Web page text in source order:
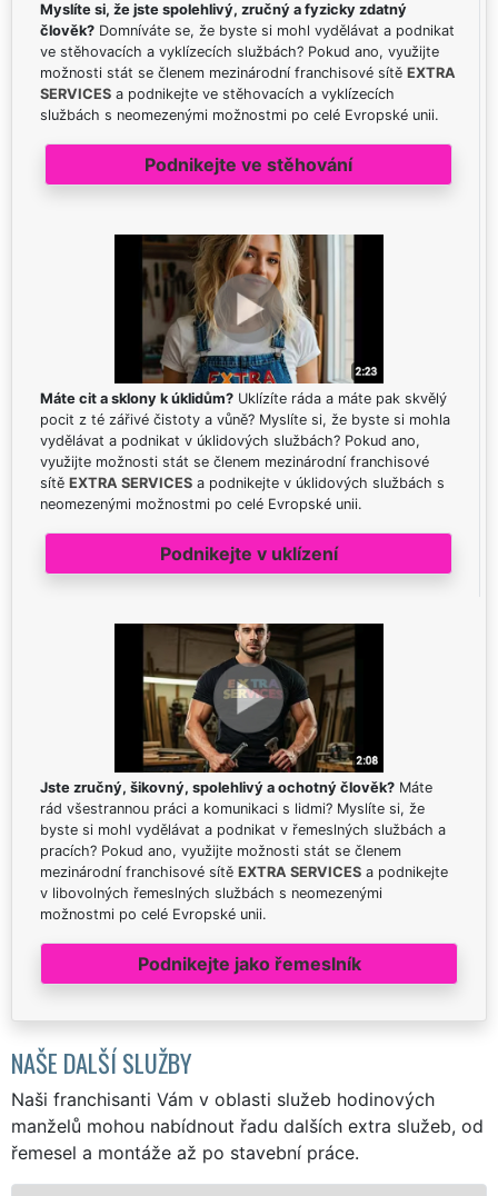
Myslíte si, že jste spolehlivý, zručný a fyzicky zdatný
člověk? Domníváte se, že byste si mohl vydělávat a podnikat
ve stěhovacích a vyklízecích službách? Pokud ano, využijte
možnosti stát se členem mezinárodní franchisové sítě EXTRA
SERVICES a podnikejte ve stěhovacích a vyklízecích
službách s neomezenými možnostmi po celé Evropské unii.
Podnikejte ve stěhování
Máte cit a sklony k úklidům? Uklízíte ráda a máte pak skvělý
pocit z té zářivé čistoty a vůně? Myslíte si, že byste si mohla
vydělávat a podnikat v úklidových službách? Pokud ano,
využijte možnosti stát se členem mezinárodní franchisové
sítě EXTRA SERVICES a podnikejte v úklidových službách s
neomezenými možnostmi po celé Evropské unii.
Podnikejte v uklízení
Jste zručný, šikovný, spolehlivý a ochotný člověk? Máte
rád všestrannou práci a komunikaci s lidmi? Myslíte si, že
byste si mohl vydělávat a podnikat v řemeslných službách a
pracích? Pokud ano, využijte možnosti stát se členem
mezinárodní franchisové sítě EXTRA SERVICES a podnikejte
v libovolných řemeslných službách s neomezenými
možnostmi po celé Evropské unii.
Podnikejte jako řemeslník
NAŠE DALŠÍ SLUŽBY
Naši franchisanti Vám v oblasti služeb hodinových
manželů mohou nabídnout řadu dalších extra služeb, od
řemesel a montáže až po stavební práce.